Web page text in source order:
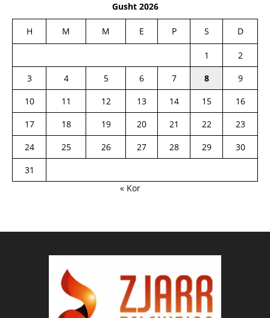
Gusht 2026
H M M E P S D
1
2
3
4 5 6 7 8
9
10
11 12 13 14 15
16
17
18 19 20 21 22
23
24
25 26 27 28 29
30
31
« Kor